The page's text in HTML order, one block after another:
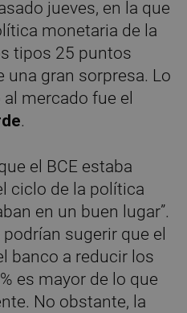
jueves, en la que
monetaria de la
tipos 25 puntos
una gran sorpresa. Lo
mercado fue el
.
el BCE estaba
ciclo de la política
en un buen lugar”.
sugerir que el
banco a reducir los
es mayor de lo que
No obstante, la